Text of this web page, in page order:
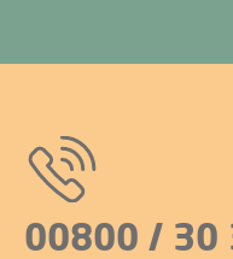
00800 / 30